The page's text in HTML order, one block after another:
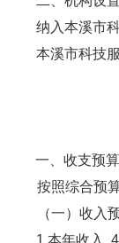
纳入本溪市
本溪市科技
一、收支预
按照综合预
（一）收入
1.本年收入